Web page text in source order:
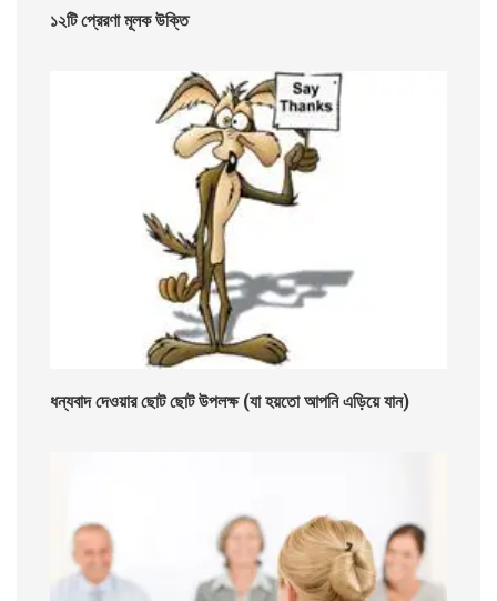
১২টি প্রেরণা মূলক উক্তি
ধন্যবাদ দেওয়ার ছোট ছোট উপলক্ষ (যা হয়তো আপনি এড়িয়ে যান)